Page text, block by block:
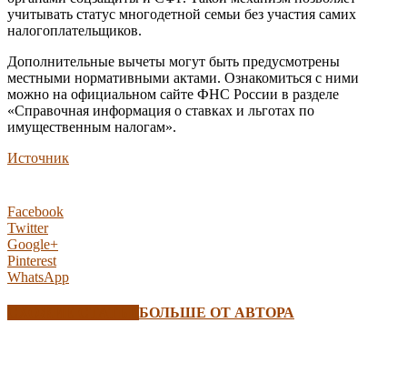
учитывать статус многодетной семьи без участия самих
налогоплательщиков.
Дополнительные вычеты могут быть предусмотрены
местными нормативными актами. Ознакомиться с ними
можно на официальном сайте ФНС России в разделе
«Справочная информация о ставках и льготах по
имущественным налогам».
Источник
Facebook
Twitter
Google+
Pinterest
WhatsApp
БОЛЬШЕ ОТ АВТОРА